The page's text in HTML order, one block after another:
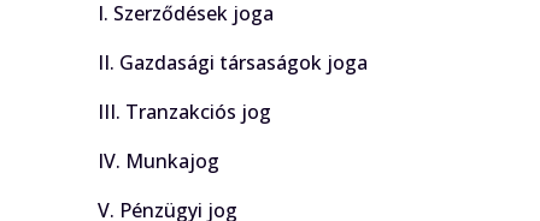
I. Szerződések joga
II. Gazdasági társaságok joga
III. Tranzakciós jog
IV. Munkajog
V. Pénzügyi jog